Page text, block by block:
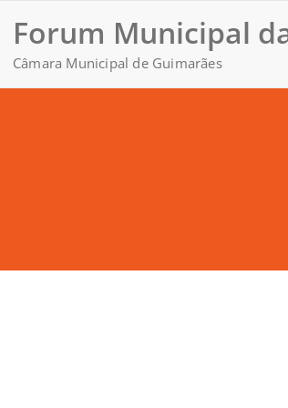
Forum Municipal
Câmara Municipal de Guimarães